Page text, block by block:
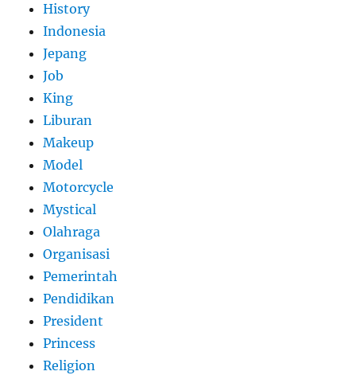
History
Indonesia
Jepang
Job
King
Liburan
Makeup
Model
Motorcycle
Mystical
Olahraga
Organisasi
Pemerintah
Pendidikan
President
Princess
Religion